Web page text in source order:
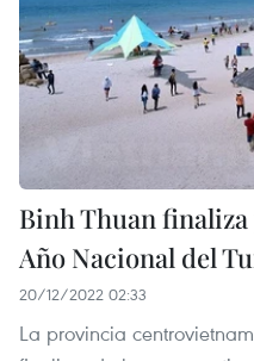
Binh Thuan
Año Nacional del
20/12/2022 02:33
La provincia